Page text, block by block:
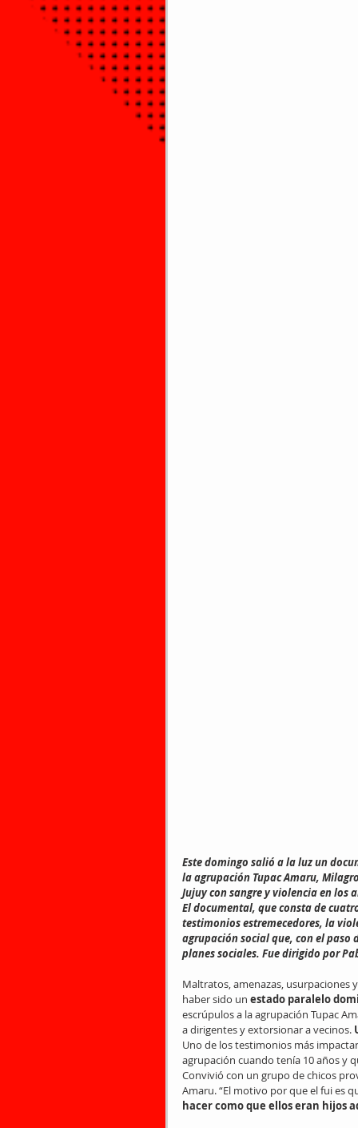
Este domingo salió a la luz un
la agrupación Tupac Amaru,
Jujuy con sangre y violencia en los
El documental, que consta de
testimonios estremecedores, la
agrupación social que, con el
planes sociales. Fue dirigido por
Maltratos, amenazas, usurpaciones
haber sido un estado paralelo
escrúpulos a la agrupación Tupac
a dirigentes y extorsionar a vecinos.
Uno de los testimonios más
agrupación cuando tenía 10 años y
Convivió con un grupo de chicos
Amaru. “El motivo por que el fui es
hacer como que ellos eran hijos